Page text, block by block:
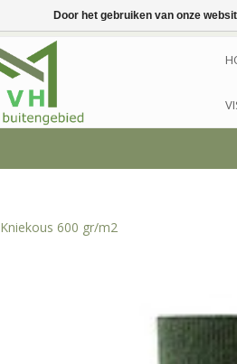
Kniekous 600 gr/m2
Door het gebruiken van onze